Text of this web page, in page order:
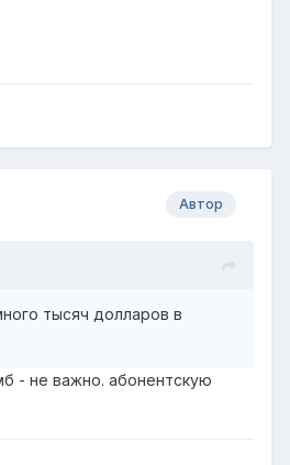
Автор
тысяч долларов в
- не важно. абонентскую